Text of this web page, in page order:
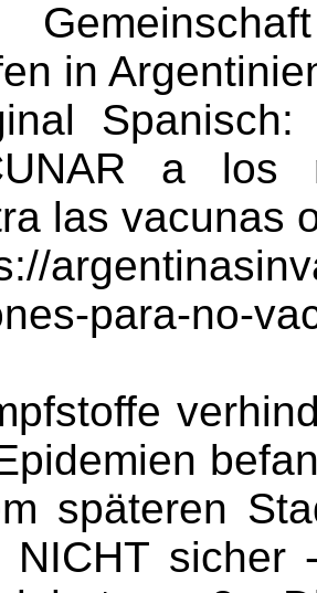
in
a los
las vacunas
para-no-
späteren
NICHT sicher